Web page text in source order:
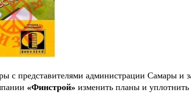
с представителями администрации Самары и
«Финстрой» изменить планы и